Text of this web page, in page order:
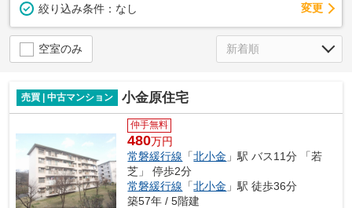
絞り込み条件： なし 変更
空室のみ
売買 | 中古マンション 小金原住宅
仲手無料
480万円
常磐緩行線 「北小金 」駅 バス11分 「若
芝」 停歩2分
常磐緩行線 「北小金 」駅 徒歩36分
築57年 / 5階建